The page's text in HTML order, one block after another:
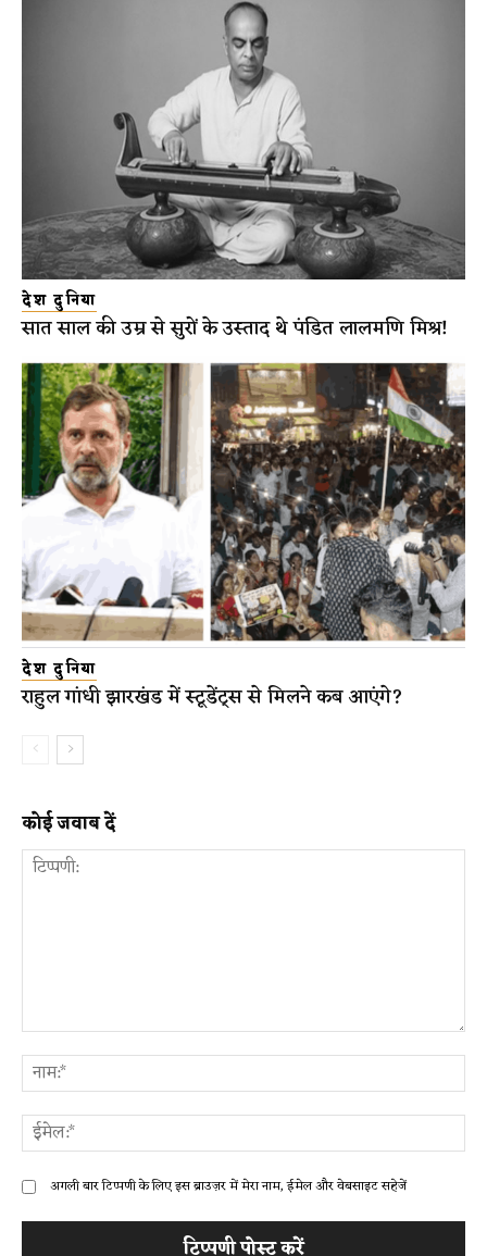
देश दुनिया
सात साल की उम्र से सुरों के उस्ताद थे पंडित लालमणि मिश्र!
देश दुनिया
राहुल गांधी झारखंड में स्टूडेंट्स से मिलने कब आएंगे?
कोई जवाब दें
अगली बार टिप्पणी के लिए इस ब्राउज़र में मेरा नाम, ईमेल और वेबसाइट सहेजें